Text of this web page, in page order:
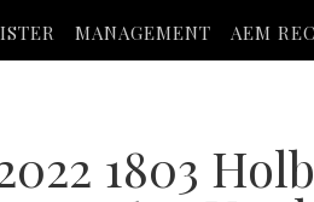
MANAGEMENT AEM
1803